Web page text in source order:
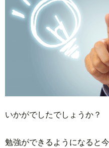
いかがでしたでしょうか？
勉強ができるようになると